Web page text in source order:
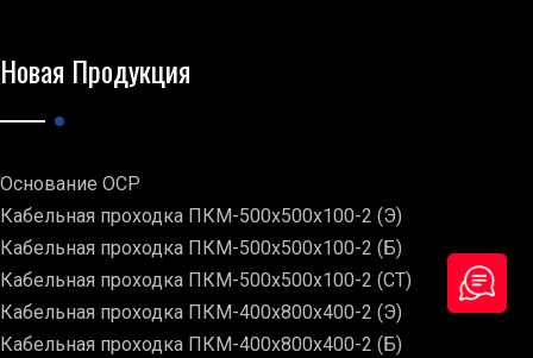
Новая Продукция
Основание ОСР
Кабельная проходка ПКМ-500х500х100-2 (Э)
Кабельная проходка ПКМ-500х500х100-2 (Б)
Кабельная проходка ПКМ-500х500х100-2 (СТ)
Кабельная проходка ПКМ-400х800х400-2 (Э)
Кабельная проходка ПКМ-400х800х400-2 (Б)